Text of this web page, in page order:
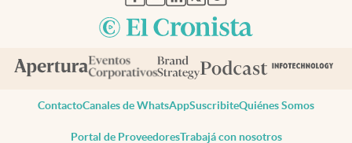
ContactoCanales de WhatsAppSuscribiteQuiénes Somos
Portal de ProveedoresTrabajá con nosotros